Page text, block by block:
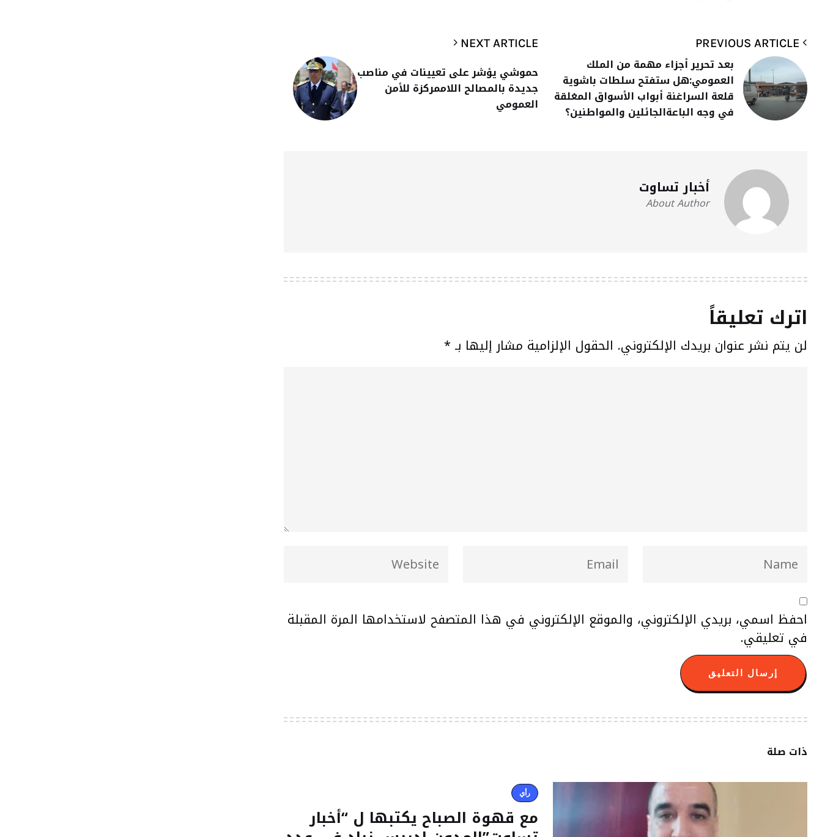
بعد تحرير أجزاء مهمة من الملك
العمومي:هل ستفتح سلطات باشوية
قلعة السراغنة أبواب الأسواق المغلقة
في وجه الباعةالجائلين والمواطنين؟
NEXT ARTICLE
حموشي يؤشر على تعيينات في مناصب
جديدة بالمصالح اللاممركزة للأمن
العمومي
أخبار تساوت
About Author
اترك تعليقاً
لن يتم نشر عنوان بريدك الإلكتروني. الحقول الإلزامية مشار إليها بـ *
احفظ اسمي، بريدي الإلكتروني، والموقع الإلكتروني في هذا المتصفح لاستخدامها المرة المقبلة
في تعليقي.
ذات صلة
رأي
مع قهوة الصباح يكتبها ل “أخبار